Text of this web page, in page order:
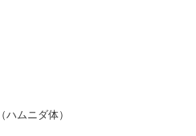
（ハムニダ体）